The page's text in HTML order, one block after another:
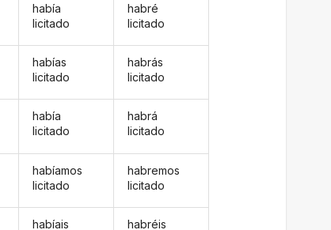
había
licitado
habías
licitado
había
licitado
habíamos
licitado
habíais
habré
licitado
habrás
licitado
habrá
licitado
habremos
licitado
habréis